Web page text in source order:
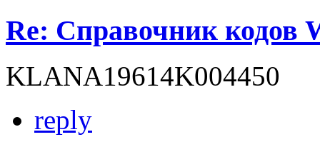
Re: Справочник кодов
KLANA19614K004450
reply